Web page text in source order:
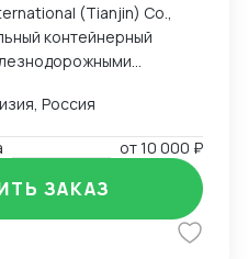
(Tianjin) Co.,
контейнерный
из Китая в Россию.
в сфере
перевозки. Весь
курируется
работают более
На сегодня Global
Co., LTD
Россия
от10 000 ₽
ЗАКАЗ